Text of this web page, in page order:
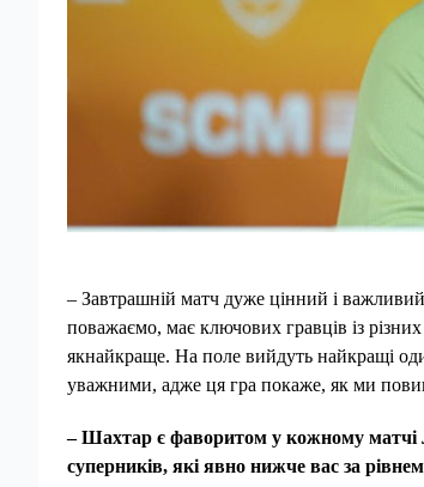
– Завтрашній матч дуже цінний і
поважаємо, має ключових гравців із
якнайкраще. На поле вийдуть найкращі
уважними, адже ця гра покаже, як ми
– Шахтар є фаворитом у кожному матчі
суперників, які явно нижче вас за